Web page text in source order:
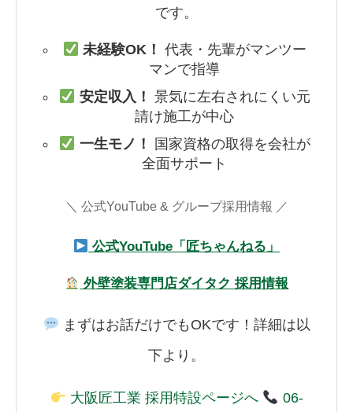
です。
未経験OK！ 代表・先輩がマンツー
マンで指導
安定収入！ 景気に左右されにくい元
請け施工が中心
一生モノ！
国家資格の取得を会社が
全面サポート
＼ 公式YouTube & グループ採用情報 ／
公式YouTube「匠ちゃんねる」
外壁塗装専門店ダイタク 採用情報
まずはお話だけでもOKです！詳細は以
下より。
大阪匠工業 採用特設ページへ
06-